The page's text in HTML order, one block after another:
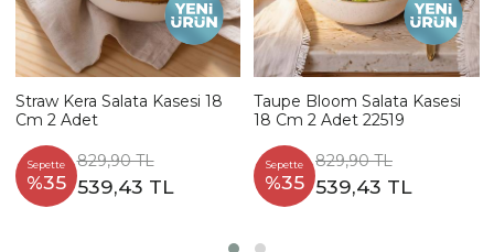
Straw Kera Salata Kasesi 18
Cm 2 Adet
Sepette
%35
829,90 TL
539,43 TL
Taupe Bloom Salata Kasesi
18 Cm 2 Adet 22519
Sepette
%35
829,90 TL
539,43 TL